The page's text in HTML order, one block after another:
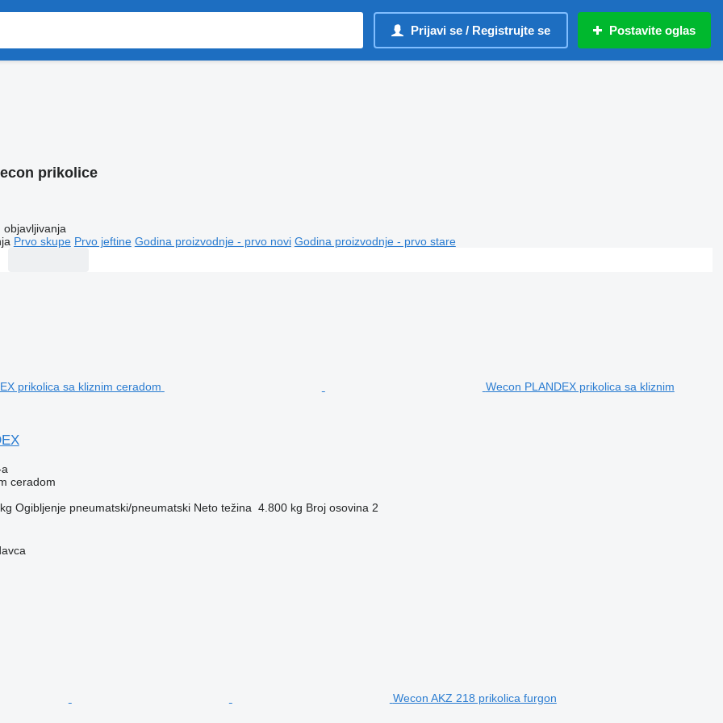
Prijavi se / Registrujte se Postavite oglas
prikolice
objavljivanja
Prvo skupe Prvo jeftine Godina proizvodnje - prvo novi Godina proizvodnje - prvo stare
Wecon PLANDEX prikolica sa kliznim
ceradom
Ogibljenje pneumatski/pneumatski Neto težina 4.800 kg Broj osovina 2
Wecon AKZ 218 prikolica furgon